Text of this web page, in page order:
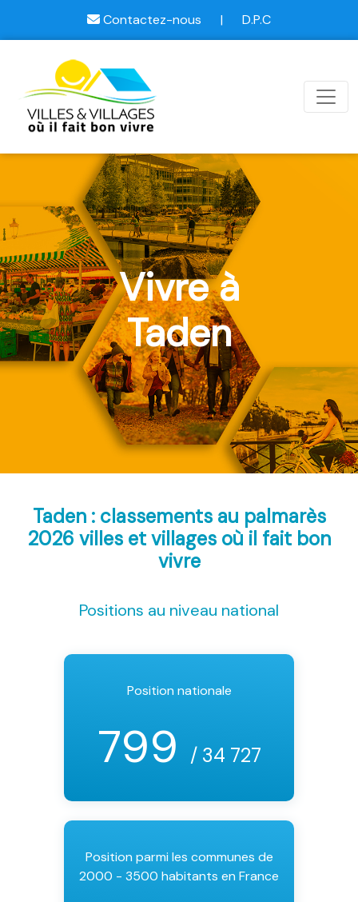
Contactez-nous | D.P.C
Vivre à
Taden
Taden : classements au palmarès
2026 villes et villages où il fait bon
vivre
Positions au niveau national
Position nationale
799 / 34 727
Position parmi les communes de
2000 - 3500 habitants en France